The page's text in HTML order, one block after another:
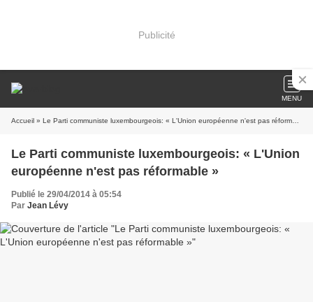
Publicité
MENU
Accueil » Le Parti communiste luxembourgeois: « L'Union européenne n'est pas réformable »
Le Parti communiste luxembourgeois: « L'Union
européenne n'est pas réformable »
Publié le 29/04/2014 à 05:54
Par Jean Lévy